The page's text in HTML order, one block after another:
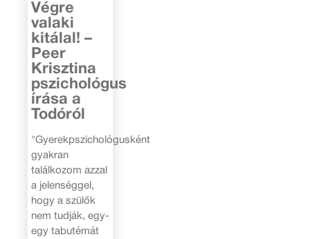
Végre
valaki
kitálal! –
Peer
Krisztina
pszichológus
írása a
Todóról
"Gyerekpszichológusként
gyakran
találkozom azzal
a jelenséggel,
hogy a szülők
nem tudják, egy-
egy tabutémát